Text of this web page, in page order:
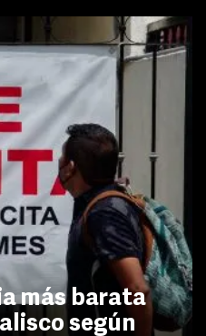
más barata
según